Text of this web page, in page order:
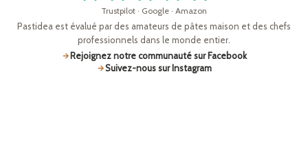
Trustpilot · Google · Amazon
Pastidea est évalué par des amateurs de pâtes maison et des chefs
professionnels dans le monde entier.
Rejoignez notre communauté sur Facebook
Suivez-nous sur Instagram